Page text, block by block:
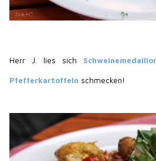
Herr J. lies sich
Pfefferkartoffeln schmecken!